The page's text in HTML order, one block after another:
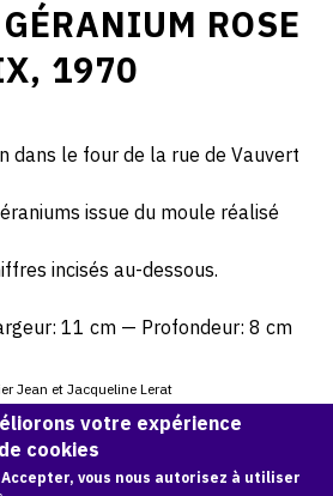
ROSE
1970
dans le four de la rue de Vauvert
issue du moule réalisé
incisés au-dessous.
11 cm — Profondeur: 8 cm
Jean et Jacqueline Lerat
CETTE ŒUVRE
votre expérience
cookies
vous nous autorisez à utiliser